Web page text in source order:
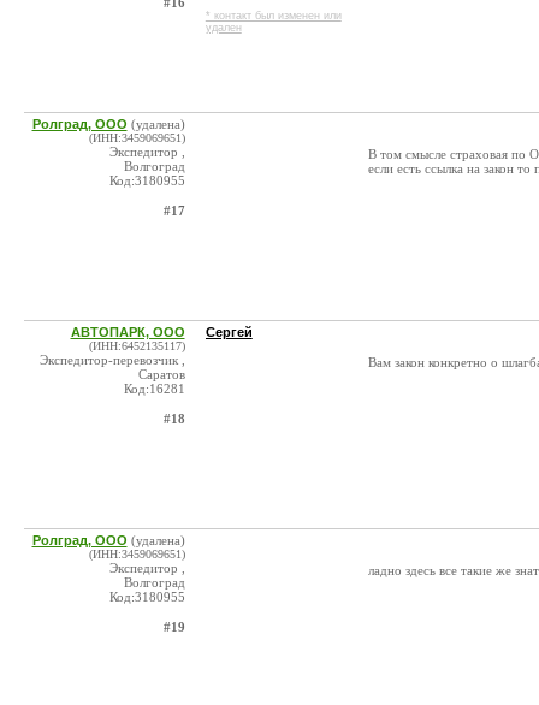
* контакт был изменен или
удален
Ролград, ООО (удалена)
(ИНН:3459069651)
Экспедитор ,
Волгоград
Код:3180955
#17
В том смысле страховая по
если есть ссылка на закон
АВТОПАРК, ООО
(ИНН:6452135117)
Экспедитор-перевозчик ,
Саратов
Код:16281
#18
Сергей
Вам закон конкретно о
Ролград, ООО (удалена)
(ИНН:3459069651)
Экспедитор ,
Волгоград
Код:3180955
#19
ладно здесь все такие же